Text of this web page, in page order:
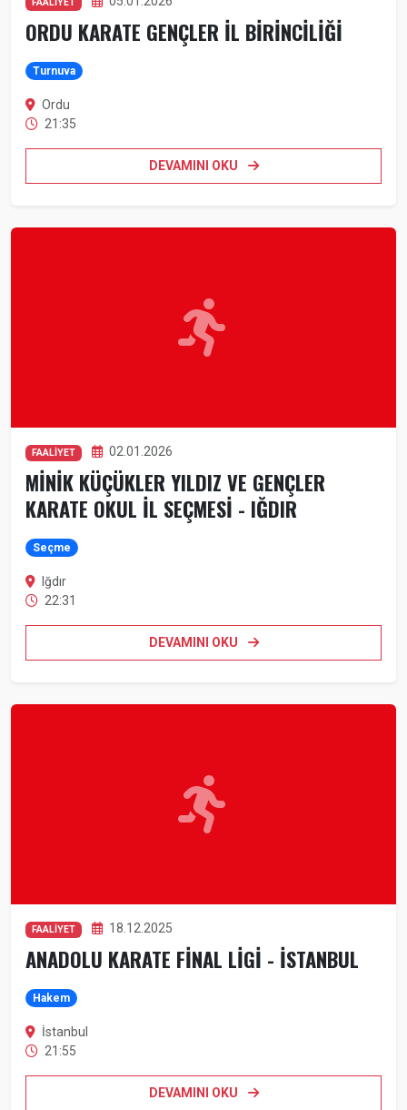
ORDU KARATE GENÇLER İL BİRİNCİLİĞİ
Turnuva
Ordu
21:35
DEVAMINI OKU
FAALİYET 02.01.2026
MİNİK KÜÇÜKLER YILDIZ VE GENÇLER
KARATE OKUL İL SEÇMESİ - IĞDIR
Seçme
Iğdır
22:31
DEVAMINI OKU
FAALİYET 18.12.2025
ANADOLU KARATE FİNAL LİGİ - İSTANBUL
Hakem
İstanbul
21:55
DEVAMINI OKU